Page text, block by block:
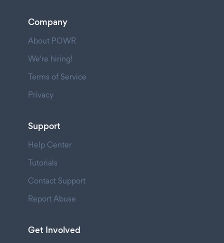
Company
About POWR
We're hiring!
Terms of Service
Privacy
Support
Help Center
Tutorials
Contact Support
Report Abuse
Get Involved